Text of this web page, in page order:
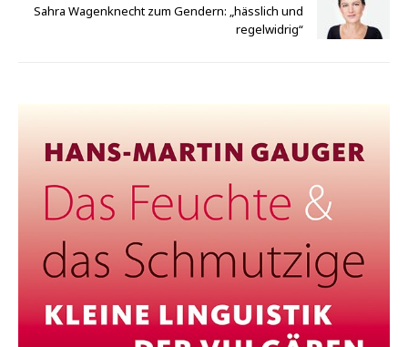
Sahra Wagenknecht zum Gendern: „hässlich und
regelwidrig“